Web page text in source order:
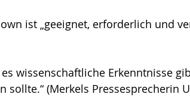
ist „geeignet, erforderlich und
wissenschaftliche Erkenntnisse
sollte.“ (Merkels Pressesprecherin